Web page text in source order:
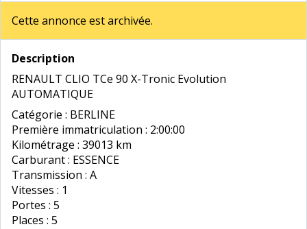
Cette annonce est archivée.
Description
RENAULT CLIO TCe 90 X-Tronic Evolution
AUTOMATIQUE
Catégorie : BERLINE
Première immatriculation : 2:00:00
Kilométrage : 39013 km
Carburant : ESSENCE
Transmission : A
Vitesses : 1
Portes : 5
Places : 5